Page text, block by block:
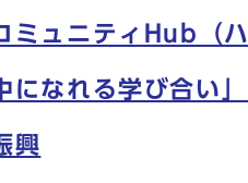
ミュニティHub（ハ
になれる学び合い
興